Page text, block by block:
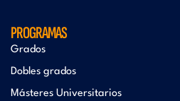
PROGRAMAS
Grados
Dobles grados
Másteres Universitarios